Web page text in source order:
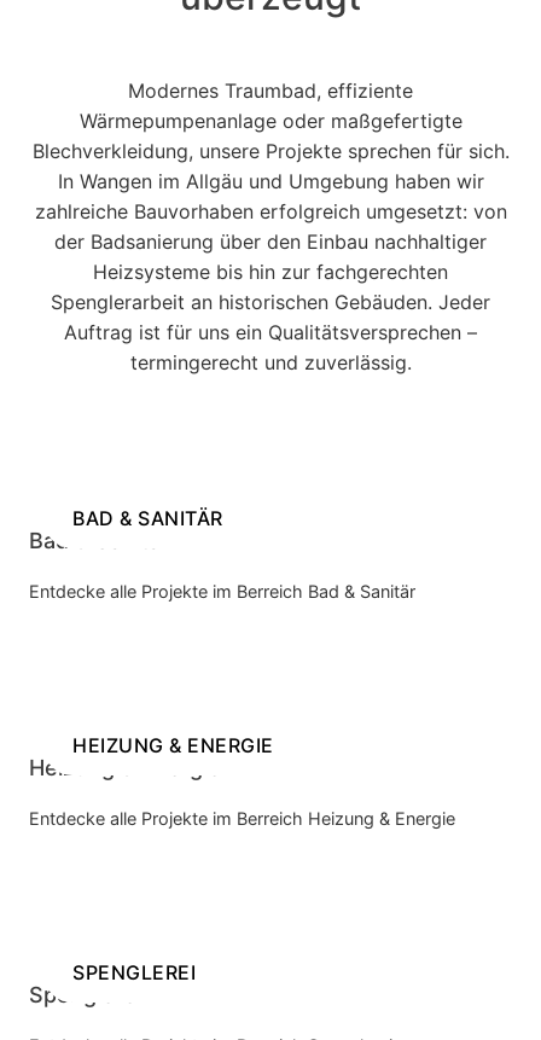
Modernes Traumbad, effiziente
Wärmepumpenanlage oder maßgefertigte
Blechverkleidung, unsere Projekte sprechen für sich.
In Wangen im Allgäu und Umgebung haben wir
zahlreiche Bauvorhaben erfolgreich umgesetzt: von
der Badsanierung über den Einbau nachhaltiger
Heizsysteme bis hin zur fachgerechten
Spenglerarbeit an historischen Gebäuden. Jeder
Auftrag ist für uns ein Qualitätsversprechen –
termingerecht und zuverlässig.
Bad & Sanitär
Entdecke alle Projekte im Berreich Bad & Sanitär
BAD & SANITÄR
Heizung & Energie
Entdecke alle Projekte im Berreich Heizung & Energie
HEIZUNG & ENERGIE
Spenglerei
SPENGLEREI